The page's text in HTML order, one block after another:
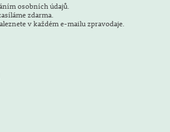
osobních údajů.
zdarma.
v každém e-mailu zpravodaje.